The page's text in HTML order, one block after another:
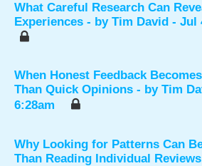
What Careful Research Can
Experiences - by Tim David - Jul
When Honest Feedback
Than Quick Opinions - by Tim
6:28am
Why Looking for Patterns Can
Than Reading Individual Reviews